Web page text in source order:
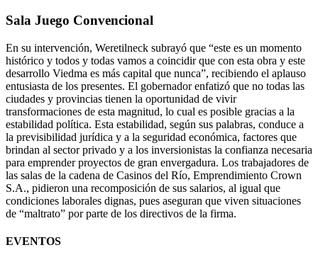
Sala Juego Convencional
En su intervención, Weretilneck subrayó que “este es un momento
histórico y todos y todas vamos a coincidir que con esta obra y este
desarrollo Viedma es más capital que nunca”, recibiendo el aplauso
entusiasta de los presentes. El gobernador enfatizó que no todas las
ciudades y provincias tienen la oportunidad de vivir
transformaciones de esta magnitud, lo cual es posible gracias a la
estabilidad política. Esta estabilidad, según sus palabras, conduce a
la previsibilidad jurídica y a la seguridad económica, factores que
brindan al sector privado y a los inversionistas la confianza necesaria
para emprender proyectos de gran envergadura. Los trabajadores de
las salas de la cadena de Casinos del Río, Emprendimiento Crown
S.A., pidieron una recomposición de sus salarios, al igual que
condiciones laborales dignas, pues aseguran que viven situaciones
de “maltrato” por parte de los directivos de la firma.
EVENTOS